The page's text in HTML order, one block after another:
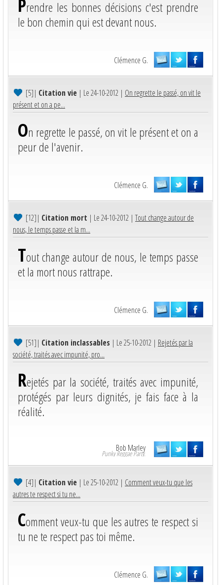
Prendre les bonnes décisions c'est prendre
le bon chemin qui est devant nous.
Clémence G.
[5]| Citation vie | Le 24-10-2012 | On regrette le passé, on vit le
présent et on a pe...
On regrette le passé, on vit le présent et on a
peur de l'avenir.
Clémence G.
[12]| Citation mort | Le 24-10-2012 |Tout change autour de
nous, le temps passe et la m...
Tout change autour de nous, le temps passe
et la mort nous rattrape.
Clémence G.
[51]| Citation inclassables | Le 25-10-2012 | Rejetés par la
société, traités avec impunité, pro...
Rejetés par la société, traités avec impunité,
protégés par leurs dignités, je fais face à la
réalité.
Bob Marley
Punky Reggae Party.
[4]| Citation vie | Le 25-10-2012 | Comment veux-tu que les
autres te respect si tu ne...
Comment veux-tu que les autres te respect si
tu ne te respect pas toi même.
Clémence G.